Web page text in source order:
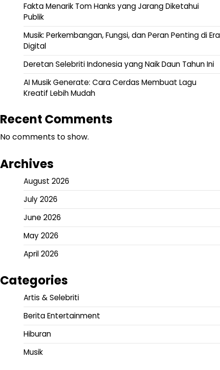
Fakta Menarik Tom Hanks yang Jarang Diketahui
Publik
Musik: Perkembangan, Fungsi, dan Peran Penting di Era
Digital
Deretan Selebriti Indonesia yang Naik Daun Tahun Ini
AI Musik Generate: Cara Cerdas Membuat Lagu
Kreatif Lebih Mudah
Recent Comments
No comments to show.
Archives
August 2026
July 2026
June 2026
May 2026
April 2026
Categories
Artis & Selebriti
Berita Entertainment
Hiburan
Musik